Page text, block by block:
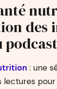
des
podcast
: une
lectures pour